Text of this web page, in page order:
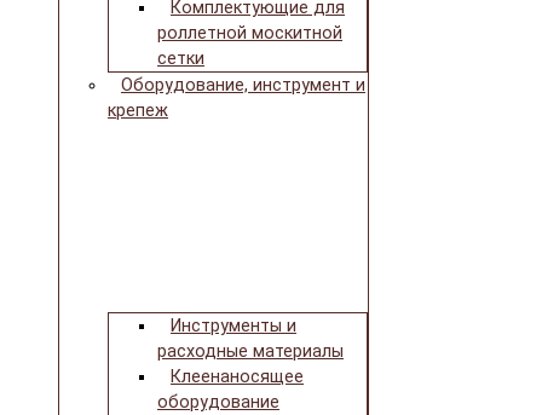
Комплектующие для
роллетной москитной
сетки
Оборудование, инструмент и
крепеж
Инструменты и
расходные материалы
Клеенаносящее
оборудование